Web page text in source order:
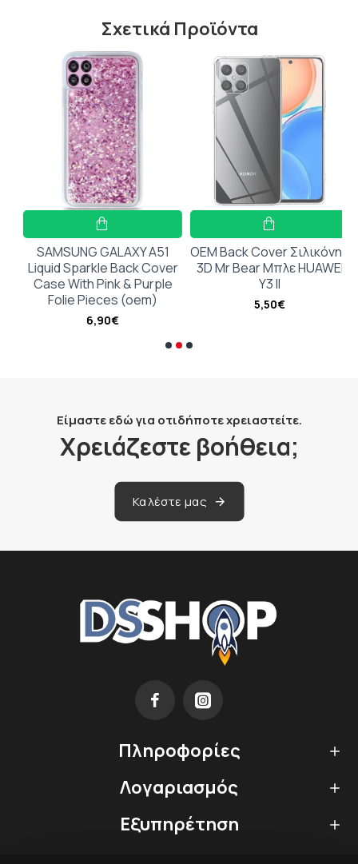
Σχεδιασμένο για τέλεια
εφαρμογή στην οθόνη χωρίς να επηρεάζει την
εμφάνιση.
Πάχος:Πολύ λεπτό (0.2-0.3 mm) για διατήρηση
της κομψότητας της συσκευής.
Αυτοκόλλητη Εφαρμογή:
Εύκολη τοποθέτηση
χωρίς φουσκώματα ή φυσαλίδες.
Προστασία από Καθημερινές Φθορές:Ικανή
να προστατεύει από γρατσουνιές, σκόνη και
λάδι.
Ενισχυμένη Διαφάνεια:
Διατηρεί τη
φωτεινότητα και τα χρώματα της οθόνης.
Σχετικά Προϊόντα
SAMSUNG GALAXY A51
Liquid Sparkle Back Cover
Case With Pink & Purple
Folie Pieces (oem)
6,90€
OEM Back Cover Σιλικόνης
3D Mr Bear Μπλε HUAWEI
Y3 II
5,50€
Είμαστε εδώ για οτιδήποτε χρειαστείτε.
Χρειάζεστε βοήθεια;
Καλέστε μας
Πληροφορίες
Λογαριασμός
Εξυπηρέτηση